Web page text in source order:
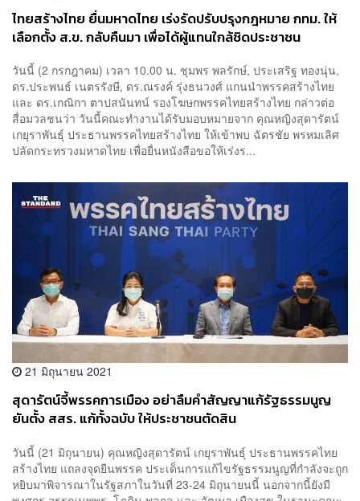
ไทยสร้างไทย ยื่นมหาดไทย เร่งรัดปรับปรุงกฎหมาย กทม. ให้
เลือกตั้ง ส.ข. กลับคืนมา เพื่อได้ผู้แทนใกล้ชิดประชาชน
วันนี้ (2 กรกฎาคม) เวลา 10.00 น. ชุมพร พลรักษ์, ประเสริฐ ทองนุ่น,
ดร.ประพนธ์ เนตรรังษี, ดร.ณรงค์ รุ่งธนวงศ์ แกนนำพรรคสร้างไทย
และ ดร.เกณิกา ตาปสนันทน์ รองโฆษกพรรคไทยสร้างไทย กล่าวต่อ
สื่อมวลชนว่า วันนี้คณะทำงานได้รับมอบหมายจาก คุณหญิงสุดารัตน์
เกยุราพันธุ์ ประธานพรรคไทยสร้างไทย ให้เข้าพบ ฉัตรชัย พรหมเลิศ
ปลัดกระทรวงมหาดไทย เพื่อยื่นหนังสือขอให้เร่งร...
21 มิถุนายน 2021
สุดารัตน์จี้พรรคการเมือง อย่าลืมคำสัญญาแก้รัฐธรรมนูญ
ยันตั้ง สสร. แก้ทั้งฉบับ ให้ประชาชนตัดสิน
วันนี้ (21 มิถุนายน) คุณหญิงสุดารัตน์ เกยุราพันธุ์ ประธานพรรคไทย
สร้างไทย แถลงจุดยืนพรรค ประเด็นการแก้ไขรัฐธรรมนูญที่กำลังจะถูก
หยิบมาพิจารณาในรัฐสภาในวันที่ 23-24 มิถุนายนนี้ นอกจากนี้ยังมี